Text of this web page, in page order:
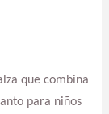
que combina
para niños